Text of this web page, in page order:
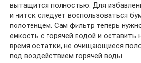
вытащится полностью. Для
и ниток следует воспользоваться
полотенцем. Сам фильтр теперь
емкость с горячей водой и оставить
время остатки, не очищающиеся
под воздействием горячей воды.